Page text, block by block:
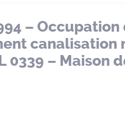
–
canalisation
0339 – Maison